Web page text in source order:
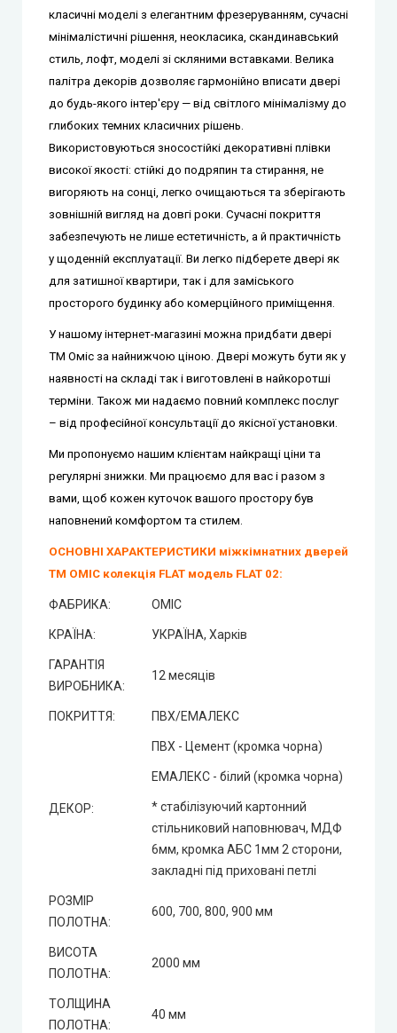
класичні моделі з елегантним фрезеруванням, сучасні
мінімалістичні рішення, неокласика, скандинавський
стиль, лофт, моделі зі скляними вставками. Велика
палітра декорів дозволяє гармонійно вписати двері
до будь-якого інтер'єру — від світлого мінімалізму до
глибоких темних класичних рішень.
Використовуються зносостійкі декоративні плівки
високої якості: стійкі до подряпин та стирання, не
вигоряють на сонці, легко очищаються та зберігають
зовнішній вигляд на довгі роки. Сучасні покриття
забезпечують не лише естетичність, а й практичність
у щоденній експлуатації. Ви легко підберете двері як
для затишної квартири, так і для заміського
просторого будинку або комерційного приміщення.
У нашому інтернет-магазині можна придбати двері
ТМ Оміс за найнижчою ціною. Двері можуть бути як у
наявності на складі так і виготовлені в найкоротші
терміни. Також ми надаємо повний комплекс послуг
– від професійної консультації до якісної установки.
Ми пропонуємо нашим клієнтам найкращі ціни та
регулярні знижки. Ми працюємо для вас і разом з
вами, щоб кожен куточок вашого простору був
наповнений комфортом та стилем.
ОСНОВНІ ХАРАКТЕРИСТИКИ міжкімнатних дверей
ТМ ОМІС колекція FLAT модель FLAT 02:
ФАБРИКА: ОМІС
КРАЇНА: УКРАЇНА, Харків
ГАРАНТІЯ
ВИРОБНИКА:
12 месяців
ПОКРИТТЯ: ПВХ/ЕМАЛЕКС
ДЕКОР:
ПВХ - Цемент (кромка чорна)
ЕМАЛЕКС - білий (кромка чорна)
* стабілізуючий картонний
стільниковий наповнювач, МДФ
6мм, кромка AБC 1мм 2 сторони,
закладні під приховані петлі
РОЗМІР
ПОЛОТНА:
600, 700, 800, 900 мм
ВИСОТА
ПОЛОТНА:
2000 мм
ТОЛЩИНА
ПОЛОТНА:
40 мм